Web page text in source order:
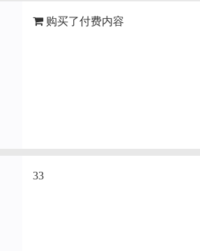
购买了付费内容
33